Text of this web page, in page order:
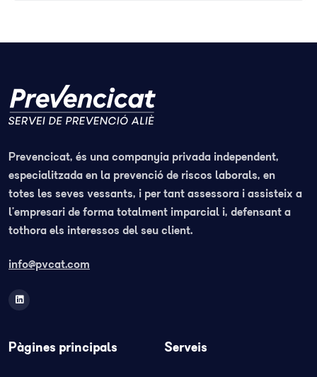
Prevencicat, és una companyia privada independent,
especialitzada en la prevenció de riscos laborals, en
totes les seves vessants, i per tant assessora i assisteix a
l’empresari de forma totalment imparcial i, defensant a
tothora els interessos del seu client.
info@pvcat.com
Pàgines principals Serveis